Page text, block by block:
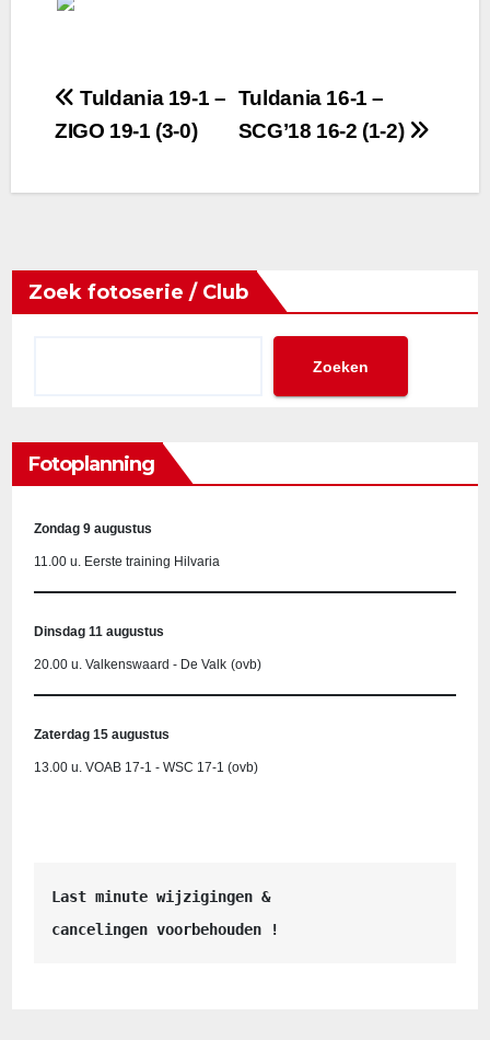
Bericht
navigatie
Tuldania 16-1 –
SCG’18 16-2 (1-2)
Tuldania 19-1 –
ZIGO 19-1 (3-0)
Zoek fotoserie / Club
Zoeken
Fotoplanning
Zondag 9 augustus
11.00 u. Eerste training Hilvaria
Dinsdag 11 augustus
20.00 u. Valkenswaard - De Valk (ovb)
Zaterdag 15 augustus
13.00 u. VOAB 17-1 - WSC 17-1 (ovb)
Last minute wijzigingen &
cancelingen voorbehouden !